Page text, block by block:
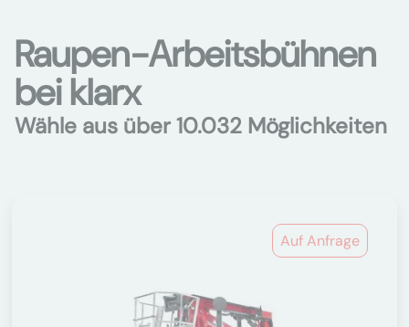
Raupen-Arbeitsbühnen
bei klarx
Wähle aus über 10.032 Möglichkeiten
Auf Anfrage